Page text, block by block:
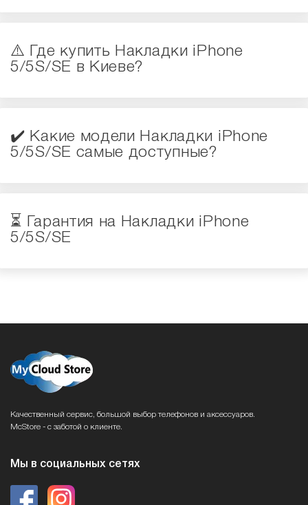
⚠️ Где купить Накладки iPhone
5/5S/SE в Киеве?
✔️ Какие модели Накладки iPhone
5/5S/SE самые доступные?
⏳ Гарантия на Накладки iPhone
5/5S/SE
Качественный сервис, большой выбор телефонов и аксессуаров.
McStore - с заботой о клиенте.
Мы в социальных сетях